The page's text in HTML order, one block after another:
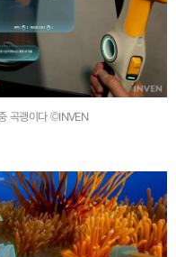
곡괭이다 ©INVEN